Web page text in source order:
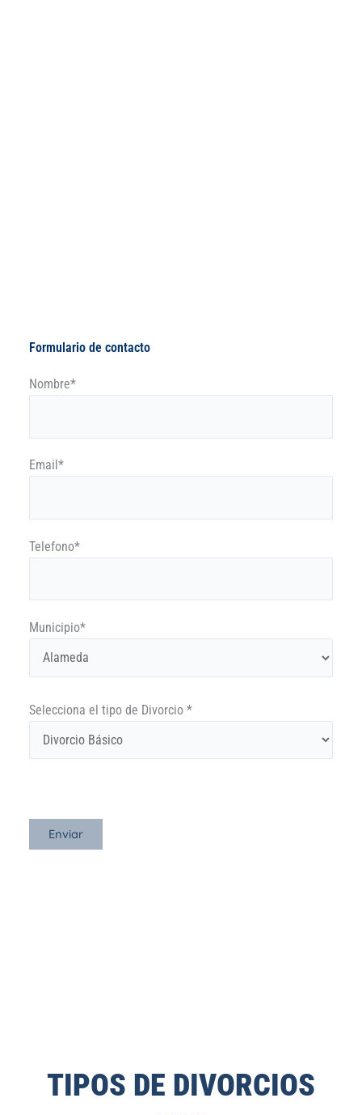
Formulario de contacto
Nombre*
Email*
Telefono*
Municipio*
Selecciona el tipo de Divorcio *
TIPOS DE DIVORCIOS